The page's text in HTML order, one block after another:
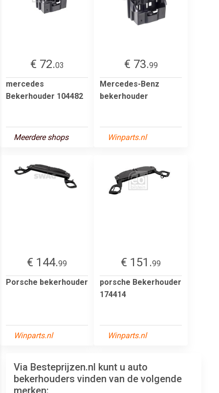
€ 72.03
mercedes
Bekerhouder 104482
Meerdere shops
€ 73.99
Mercedes-Benz
bekerhouder
Winparts.nl
€ 144.99
Porsche bekerhouder
Winparts.nl
€ 151.99
porsche Bekerhouder
174414
Winparts.nl
Via Besteprijzen.nl kunt u auto
bekerhouders vinden van de volgende
merken: